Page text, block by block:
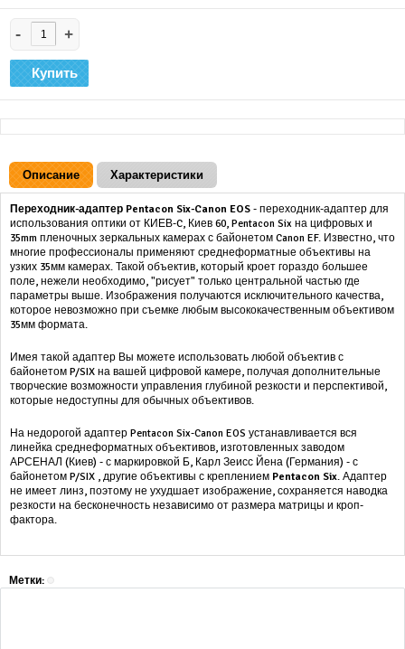
- +
Описание Характеристики
Переходник-адаптер Pentacon Six-Canon EOS - переходник-адаптер для
использования оптики от КИЕВ-C, Киев 60, Pentacon Six на цифровых и
35mm пленочных зеркальных камерах с байонетом Canon EF. Известно, что
многие профессионалы применяют среднеформатные объективы на
узких 35мм камерах. Такой объектив, который кроет гораздо большее
поле, нежели необходимо, "рисует" только центральной частью где
параметры выше. Изображения получаются исключительного качества,
которое невозможно при съемке любым высококачественным объективом
35мм формата.
Имея такой адаптер Вы можете использовать любой объектив с
байонетом P/SIX на вашей цифровой камере, получая дополнительные
творческие возможности управления глубиной резкости и перспективой,
которые недоступны для обычных объективов.
На недорогой адаптер Pentacon Six-Canon EOS устанавливается вся
линейка среднеформатных объективов, изготовленных заводом
АРСЕНАЛ (Киев) - с маркировкой Б, Карл Зеисс Йена (Германия) - с
байонетом P/SIX , другие объективы с креплением Pentacon Six. Адаптер
не имеет линз, поэтому не ухудшает изображение, сохраняется наводка
резкости на бесконечность независимо от размера матрицы и кроп-
фактора.
Метки: